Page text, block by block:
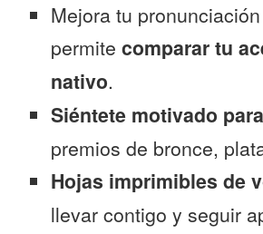
Mejora tu
permite comparar tu
nativo.
Siéntete motivado
premios de bronce,
Hojas imprimibles de
llevar contigo y seguir